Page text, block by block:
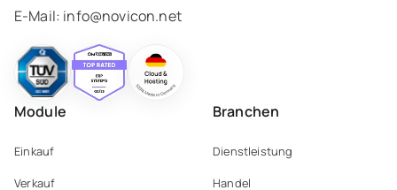
E-Mail: info@novicon.net
Module
Einkauf
Verkauf
Branchen
Dienstleistung
Handel